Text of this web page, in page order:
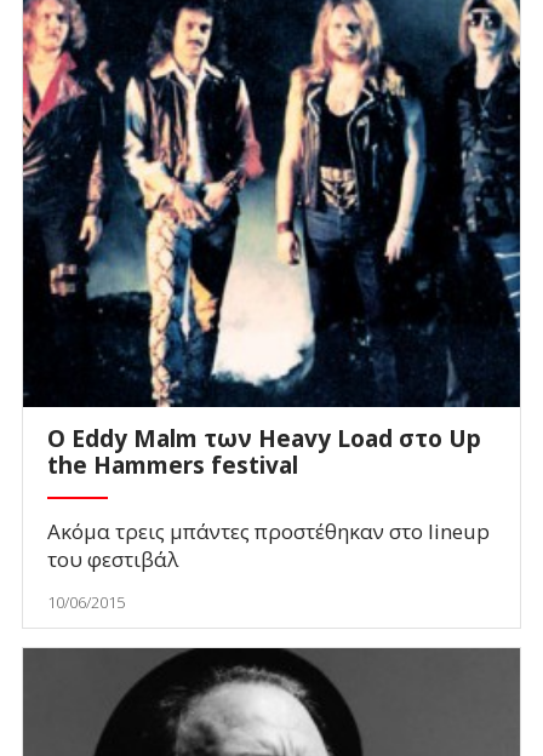
O Eddy Malm των Heavy Load στο Up
the Hammers festival
Ακόμα τρεις μπάντες προστέθηκαν στο lineup
του φεστιβάλ
10/06/2015